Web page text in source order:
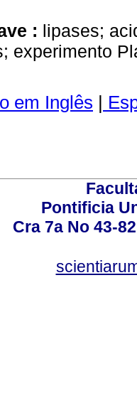
: lipases;
experimento
em Inglês |
Pontificia
Cra 7a No 43-